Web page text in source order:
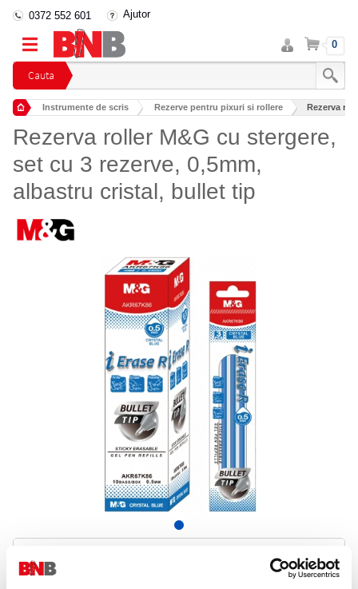
Cauta
0372 552 601 Ajutor
Intra
in
cont
Cos 0
Instrumente de scris Rezerve pentru pixuri si rollere Rezerva
Rezerva roller M&G cu stergere,
set cu 3 rezerve, 0,5mm,
albastru cristal, bullet tip
In stoc